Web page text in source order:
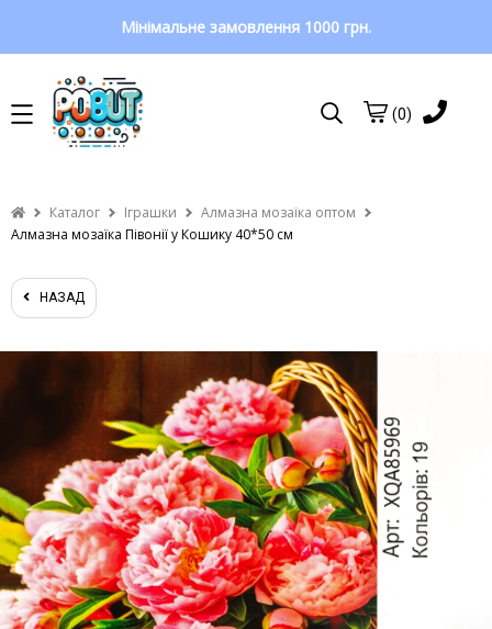
Мінімальне замовлення 1000 грн.
(0)
Каталог Іграшки
Алмазна мозаїка оптом
Алмазна мозаїка Півонії у Кошику 40*50 см
НАЗАД